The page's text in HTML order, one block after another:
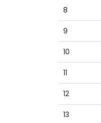
8
9
10
11
12
13